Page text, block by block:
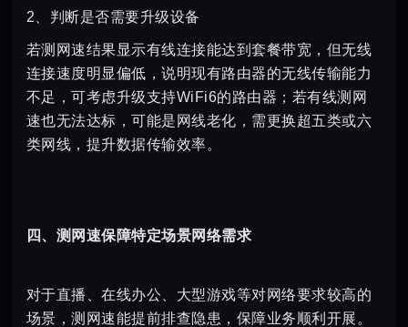
2、判断是否需要升级设备
若测网速结果显示有线连接能达到套餐带宽，但无线
连接速度明显偏低，说明现有路由器的无线传输能力
不足，可考虑升级支持WiFi6的路由器；若有线测网
速也无法达标，可能是网线老化，需更换超五类或六
类网线，提升数据传输效率。
四、测网速保障特定场景网络需求
对于直播、在线办公、大型游戏等对网络要求较高的
场景，测网速能提前排查隐患，保障业务顺利开展。